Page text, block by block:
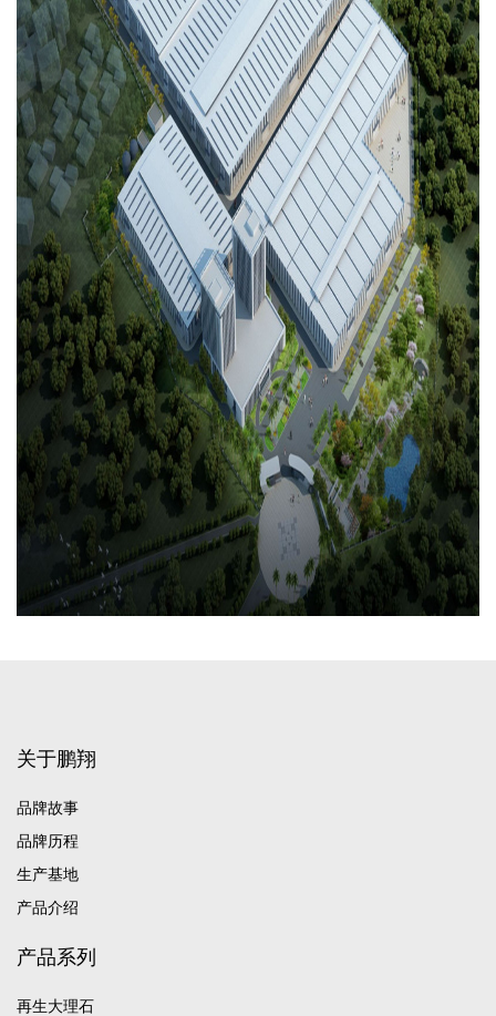
关于鹏翔
品牌故事
品牌历程
生产基地
产品介绍
产品系列
再生大理石